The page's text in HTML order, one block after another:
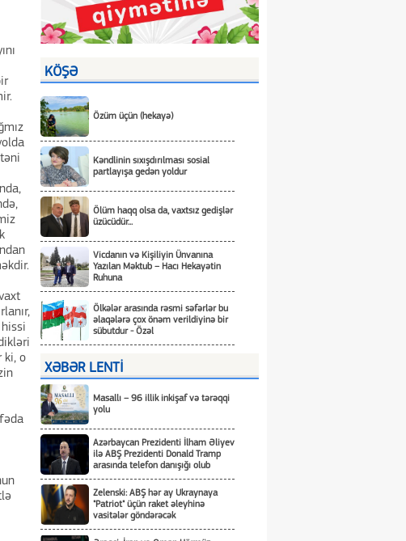
ki, o
KÖŞƏ
Özüm üçün (hekayə)
Kəndlinin sıxışdırılması sosial
partlayışa gedən yoldur
Ölüm haqq olsa da, vaxtsız gedişlər
üzücüdür...
Vicdanın və Kişiliyin Ünvanına
Yazılan Məktub – Hacı Hekayətin
Ruhuna
Ölkələr arasında rəsmi səfərlər bu
əlaqələrə çox önəm verildiyinə bir
sübutdur - Özəl
XƏBƏR LENTİ
Masallı – 96 illik inkişaf və tərəqqi
yolu
Azərbaycan Prezidenti İlham Əliyev
ilə ABŞ Prezidenti Donald Tramp
arasında telefon danışığı olub
Zelenski: ABŞ hər ay Ukraynaya
"Patriot" üçün raket əleyhinə
vasitələr göndərəcək